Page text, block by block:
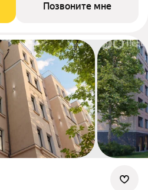
Позвоните мне